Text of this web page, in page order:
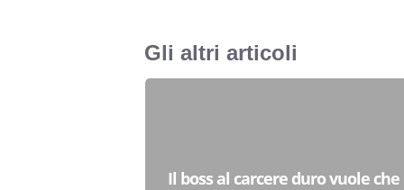
Gli altri articoli
Il boss al carcere duro vuole